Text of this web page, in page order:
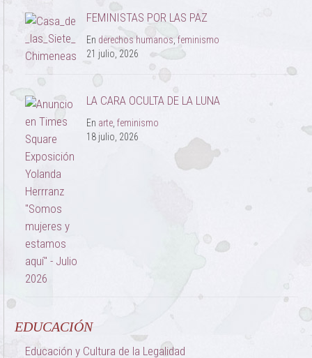
FEMINISTAS POR LAS PAZ
En derechos humanos feminismo
21 julio, 2026
LA CARA OCULTA DE LA LUNA
En arte, feminismo
18 julio, 2026
EDUCACIÓN
Educación y Cultura de la Legalidad